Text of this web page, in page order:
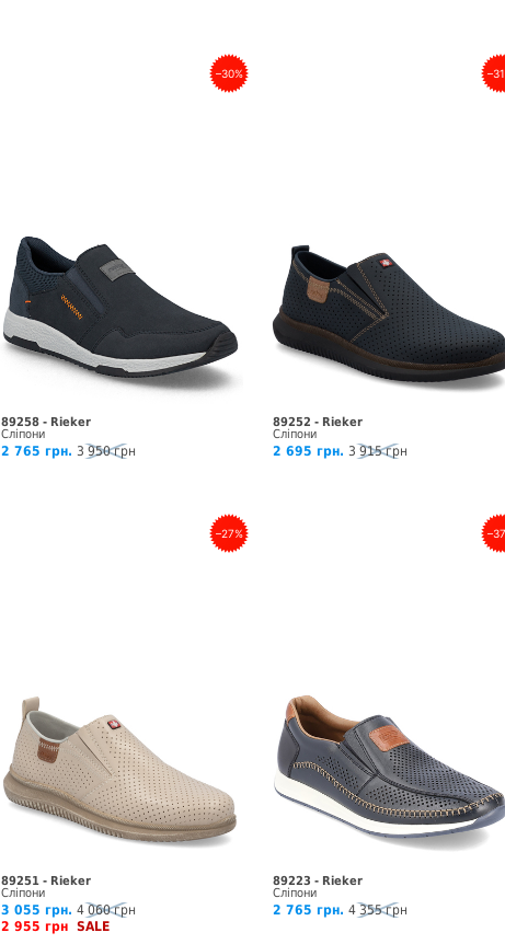
–30%
89258 - Rieker
Сліпони
2 765 грн. 3 950 грн
89252 - Rieker
Сліпони
2 695 грн. 3 915 грн
–27%
89251 - Rieker
Сліпони
3 055 грн. 4 060 грн
2 955 грн SALE
89223 - Rieker
Сліпони
2 765 грн. 4 355 грн